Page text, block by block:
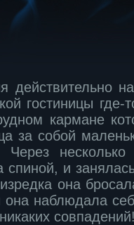
действительно
гостиницы
кармане
за собой
Через
спиной, и
она
она наблюдала
совпадений!